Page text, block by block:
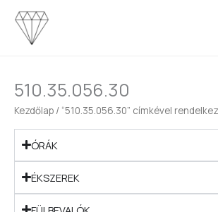
Skip
content
510.35.056.30
Kezdőlap / “510.35.056.30” címkével
ÓRÁK
ÉKSZEREK